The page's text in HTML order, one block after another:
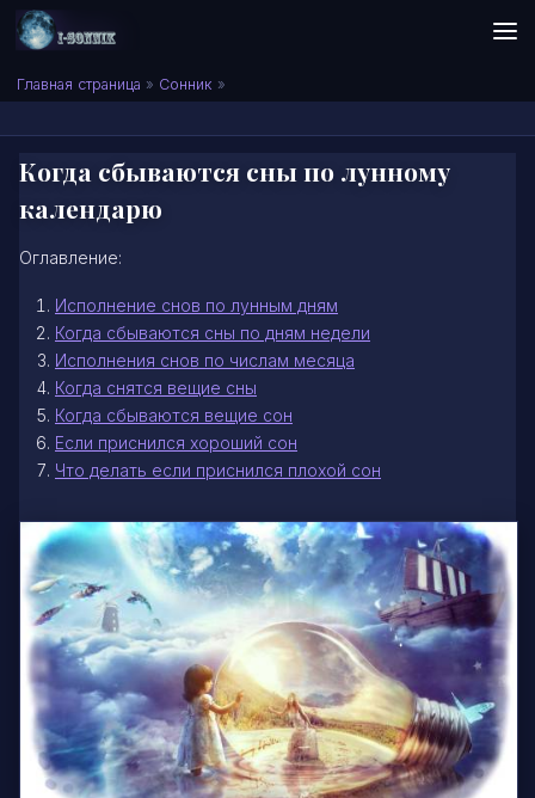
Skip to content
Сонник I-SONNIK.COM
Главная страница » Сонник »
Когда сбываются сны по лунному
календарю
Оглавление:
Исполнение снов по лунным дням
Когда сбываются сны по дням недели
Исполнения снов по числам месяца
Когда снятся вещие сны
Когда сбываются вещие сон
Если приснился хороший сон
Что делать если приснился плохой сон